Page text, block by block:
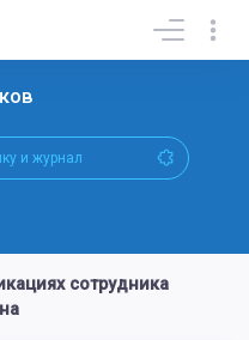
сотрудника